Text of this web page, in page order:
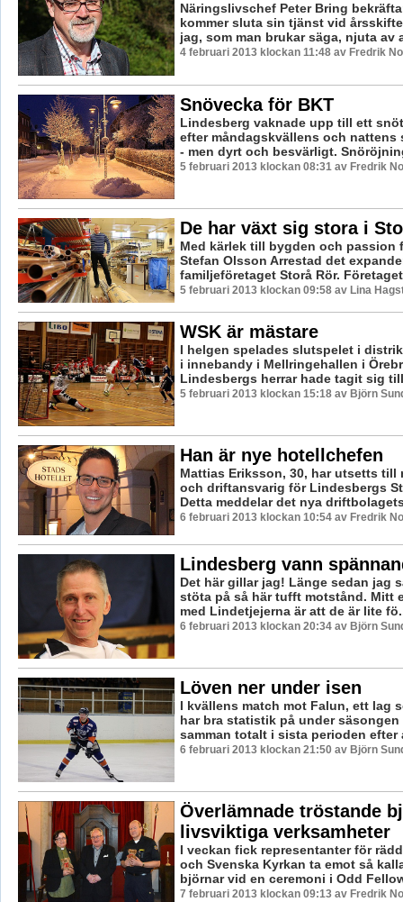
Näringslivschef Peter Bring
kommer sluta sin tjänst vid
jag, som man brukar säga, njuta av
4 februari 2013 klockan 11:48 av Fredrik
Snövecka för BKT
Lindesberg vaknade upp till ett
efter måndagskvällens och nattens
- men dyrt och besvärligt.
5 februari 2013 klockan 08:31 av Fredrik
De har växt sig stora i
Med kärlek till bygden och passion
Stefan Olsson Arrestad det
familjeföretaget Storå Rör.
5 februari 2013 klockan 09:58 av Lina
WSK är mästare
I helgen spelades slutspelet i
i innebandy i Mellringehallen i
Lindesbergs herrar hade tagit sig
5 februari 2013 klockan 15:18 av Björn
Han är nye hotellchefen
Mattias Eriksson, 30, har utsetts till
och driftansvarig för Lindesbergs
Detta meddelar det nya
6 februari 2013 klockan 10:54 av Fredrik
Lindesberg vann
Det här gillar jag! Länge sedan jag
stöta på så här tufft motstånd. Mitt
med Lindetjejerna är att de är lite
6 februari 2013 klockan 20:34 av Björn
Löven ner under isen
I kvällens match mot Falun, ett lag
har bra statistik på under säsongen
samman totalt i sista perioden efter
6 februari 2013 klockan 21:50 av Björn
Överlämnade tröstande
livsviktiga verksamheter
I veckan fick representanter för
och Svenska Kyrkan ta emot så
björnar vid en ceremoni i Odd
7 februari 2013 klockan 09:13 av Fredrik